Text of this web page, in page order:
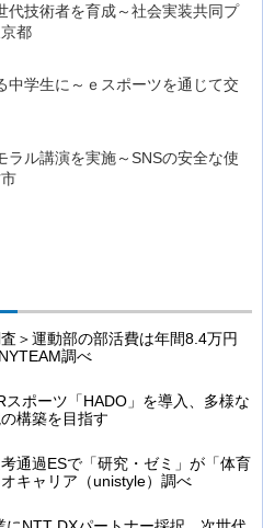
代技術者を育成～社会実装共同プ
都
中学生に～ｅスポーツを通じて交
ラル講演を実施～SNSの安全な使
＞運動部の部活費は年間8.4万円
調べ
ポーツ「HADO」を導入、多様な
構築を目指す
通過ESで「研究・ゼミ」が「体育
キャリア（unistyle）調べ